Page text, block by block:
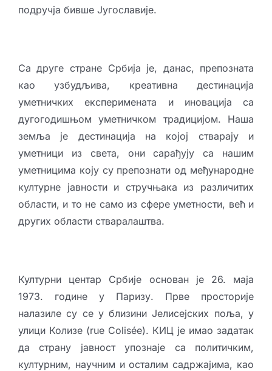
подручја бивше Југославије.
Са друге стране Србија је, данас, препозната
као узбудљива, креативна дестинација
уметничких експеримената и иновација са
дугогодишњом уметничком традицијом. Наша
земља је дестинација на којој стварају и
уметници из света, они сарађују са нашим
уметницима коју су препознати од међународне
културне јавности и стручњака из различитих
области, и то не само из сфере уметности, већ и
других области стваралаштва.
Културни центар Србије основан је 26. маја
1973. године у Паризу. Прве просторије
налазиле су се у близини Јелисејских поља, у
улици Колизе (rue Colisée). КИЦ је имао задатак
да страну јавност упознаје са политичким,
културним, научним и осталим садржајима, као